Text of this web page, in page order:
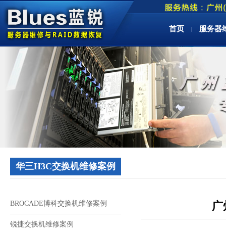
首页 服务器
华三H3C交换机维修案例
BROCADE博科交换机维修案例
锐捷交换机维修案例
广